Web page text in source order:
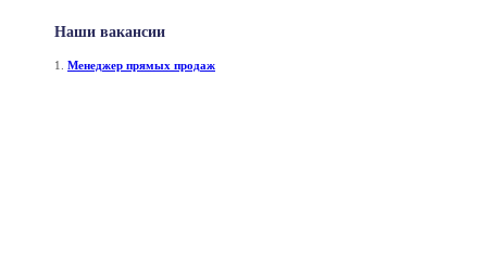
Наши вакансии
1. Менеджер прямых продаж